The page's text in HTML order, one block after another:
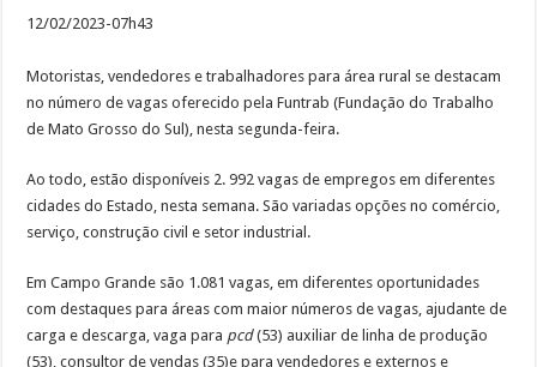
12/02/2023-07h43
Motoristas, vendedores e trabalhadores para área rural se destacam
no número de vagas oferecido pela Funtrab (Fundação do Trabalho
de Mato Grosso do Sul), nesta segunda-feira.
Ao todo, estão disponíveis 2. 992 vagas de empregos em diferentes
cidades do Estado, nesta semana. São variadas opções no comércio,
serviço, construção civil e setor industrial.
Em Campo Grande são 1.081 vagas, em diferentes oportunidades
com destaques para áreas com maior números de vagas, ajudante de
carga e descarga, vaga para pcd(53) auxiliar de linha de produção
(53), consultor de vendas (35)e para vendedores e externos e